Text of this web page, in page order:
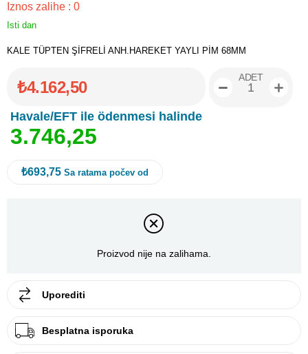
Iznos zalihe : 0
Isti dan
KALE TÜPTEN ŞİFRELİ ANH.HAREKET YAYLI PİM 68MM
₺4.162,50
Havale/EFT ile ödenmesi halinde
3.746,25
ADET
₺693,75 Sa ratama počev od
Proizvod nije na zalihama.
Uporediti
Besplatna isporuka